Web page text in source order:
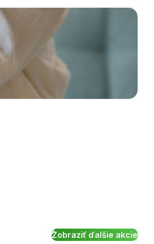
Zobraziť ďalšie akcie